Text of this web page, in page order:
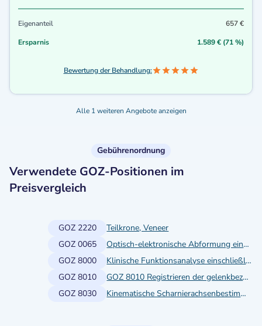
Eigenanteil
657 €
Ersparnis
1.589 € (71 %)
Bewertung der Behandlung:
Alle 1 weiteren Angebote anzeigen
Gebührenordnung
Verwendete GOZ-Positionen im
Preisvergleich
GOZ 2220
Teilkrone, Veneer
GOZ 0065
Optisch-elektronische Abformung einschließlich vorbereitender Maßnahmen, einfache digitale Bissregistrierung und Archivierung, je Kieferhälfte oder Frontzahnbereich
GOZ 8000
Klinische Funktionsanalyse einschließlich Dokumentation
GOZ 8010
GOZ 8010 Registrieren der gelenkbezüglichen Zentrallage des Unterkiefers
GOZ 8030
Kinematische Scharnierachsenbestimmung